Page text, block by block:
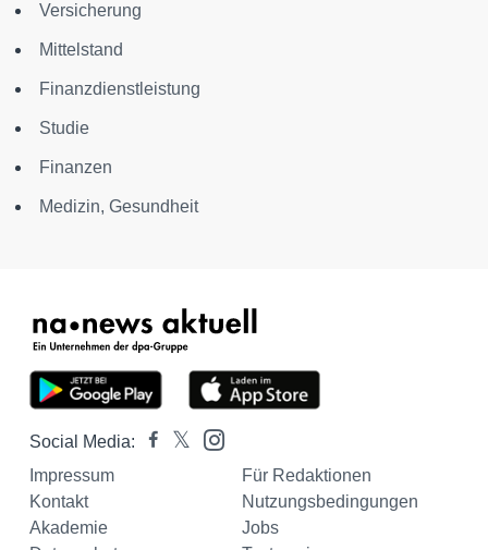
Versicherung
Mittelstand
Finanzdienstleistung
Studie
Finanzen
Medizin, Gesundheit
Social Media:
Impressum
Für Redaktionen
Kontakt
Nutzungsbedingungen
Akademie
Jobs